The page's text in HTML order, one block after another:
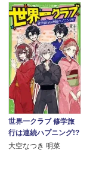
世界一クラブ 修学旅
行は連続ハプニング!?
大空なつき 明菜